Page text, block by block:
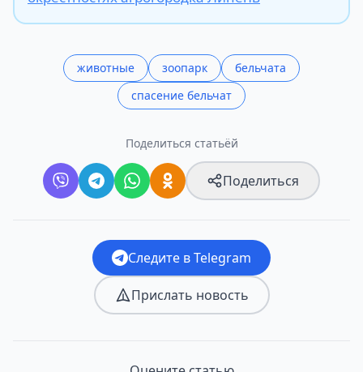
животные зоопарк
бельчата
спасение бельчат
Поделиться статьёй
Поделиться
Следите в Telegram
Прислать новость